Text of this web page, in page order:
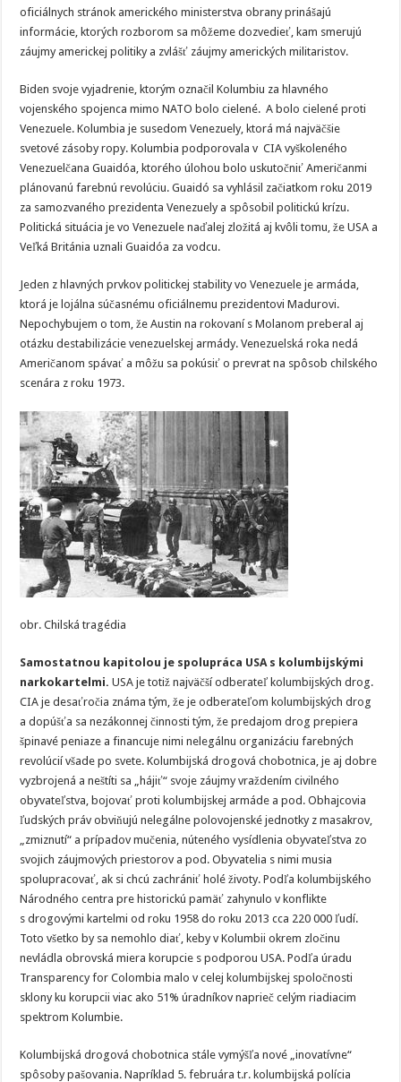
oficiálnych stránok amerického ministerstva obrany prinášajú
informácie, ktorých rozborom sa môžeme dozvedieť, kam smerujú
záujmy americkej politiky a zvlášť záujmy amerických militaristov.
Biden svoje vyjadrenie, ktorým označil Kolumbiu za hlavného
vojenského spojenca mimo NATO bolo cielené. A bolo cielené proti
Venezuele. Kolumbia je susedom Venezuely, ktorá má najväčšie
svetové zásoby ropy. Kolumbia podporovala v CIA vyškoleného
Venezuelčana Guaidóa, ktorého úlohou bolo uskutočniť Američanmi
plánovanú farebnú revolúciu. Guaidó sa vyhlásil začiatkom roku 2019
za samozvaného prezidenta Venezuely a spôsobil politickú krízu.
Politická situácia je vo Venezuele naďalej zložitá aj kvôli tomu, že USA a
Veľká Británia uznali Guaidóa za vodcu.
Jeden z hlavných prvkov politickej stability vo Venezuele je armáda,
ktorá je lojálna súčasnému oficiálnemu prezidentovi Madurovi.
Nepochybujem o tom, že Austin na rokovaní s Molanom preberal aj
otázku destabilizácie venezuelskej armády. Venezuelská roka nedá
Američanom spávať a môžu sa pokúsiť o prevrat na spôsob chilského
scenára z roku 1973.
obr. Chilská tragédia
Samostatnou kapitolou je spolupráca USA s kolumbijskými
narkokartelmi. USA je totiž najväčší odberateľ kolumbijských drog.
CIA je desaťročia známa tým, že je odberateľom kolumbijských drog
a dopúšťa sa nezákonnej činnosti tým, že predajom drog prepiera
špinavé peniaze a financuje nimi nelegálnu organizáciu farebných
revolúcií všade po svete. Kolumbijská drogová chobotnica, je aj dobre
vyzbrojená a neštíti sa „hájiť“ svoje záujmy vraždením civilného
obyvateľstva, bojovať proti kolumbijskej armáde a pod. Obhajcovia
ľudských práv obviňujú nelegálne polovojenské jednotky z masakrov,
„zmiznutí“ a prípadov mučenia, núteného vysídlenia obyvateľstva zo
svojich záujmových priestorov a pod. Obyvatelia s nimi musia
spolupracovať, ak si chcú zachrániť holé životy. Podľa kolumbijského
Národného centra pre historickú pamäť zahynulo v konflikte
s drogovými kartelmi od roku 1958 do roku 2013 cca 220 000 ľudí.
Toto všetko by sa nemohlo diať, keby v Kolumbii okrem zločinu
nevládla obrovská miera korupcie s podporou USA. Podľa úradu
Transparency for Colombia malo v celej kolumbijskej spoločnosti
sklony ku korupcii viac ako 51% úradníkov naprieč celým riadiacim
spektrom Kolumbie.
Kolumbijská drogová chobotnica stále vymýšľa nové „inovatívne“
spôsoby pašovania. Napríklad 5. februára t.r. kolumbijská polícia